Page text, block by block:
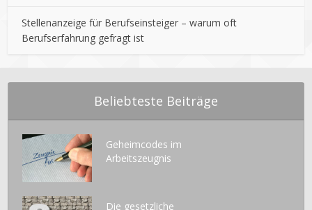
Stellenanzeige für Berufseinsteiger – warum oft
Berufserfahrung gefragt ist
Beliebteste Beiträge
Geheimcodes im
Arbeitszeugnis
Die gesetzliche